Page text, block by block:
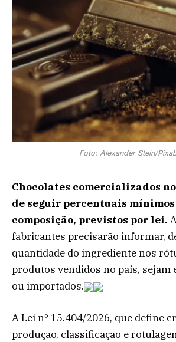
Foto: Alexander Stein/
Chocolates comercializados
de seguir percentuais mínimos
composição, previstos por lei.
fabricantes precisarão informar,
quantidade do ingrediente nos
produtos vendidos no país, sejam
ou importados.
A Lei nº 15.404/2026, que define
produção, classificação e